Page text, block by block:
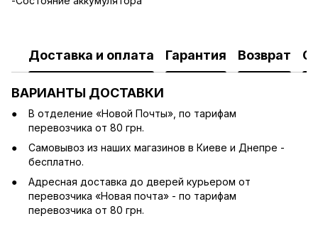
Доставка и оплата Гарантия Возврат
ВАРИАНТЫ ДОСТАВКИ
В отделение «Новой Почты», по тарифам
перевозчика от 80 грн.
Cамовывоз из наших магазинов в Киеве и Днепре -
бесплатно.
Адресная доставка до дверей курьером от
перевозчика «Новая почта» - по тарифам
перевозчика от 80 грн.